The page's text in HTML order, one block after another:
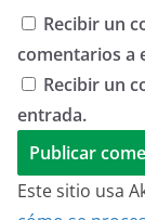
Recibir un
comentarios a
Recibir un
entrada.
Este sitio usa